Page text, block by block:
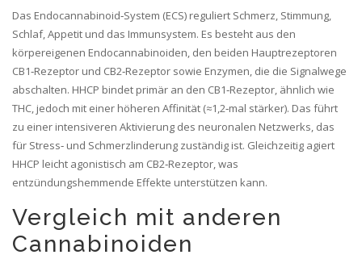
Das Endocannabinoid‑System (ECS) reguliert Schmerz, Stimmung,
Schlaf, Appetit und das Immunsystem. Es besteht aus den
körpereigenen Endocannabinoiden, den beiden Hauptrezeptoren
CB1‑Rezeptor und CB2‑Rezeptor sowie Enzymen, die die Signalwege
abschalten. HHCP bindet primär an den CB1‑Rezeptor, ähnlich wie
THC, jedoch mit einer höheren Affinität (≈1,2‑mal stärker). Das führt
zu einer intensiveren Aktivierung des neuronalen Netzwerks, das
für Stress‑ und Schmerzlinderung zuständig ist. Gleichzeitig agiert
HHCP leicht agonistisch am CB2‑Rezeptor, was
entzündungshemmende Effekte unterstützen kann.
Vergleich mit anderen
Cannabinoiden